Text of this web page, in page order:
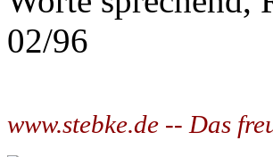
02/96
www.stebke.de -- Das